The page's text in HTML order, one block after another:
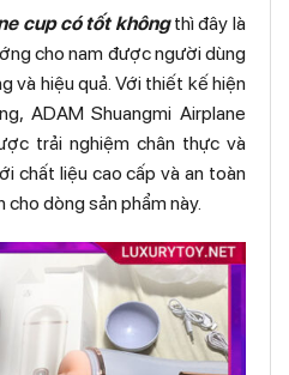
cup có tốt khôngthì đây là
cho nam được người dùng
và hiệu quả. Với thiết kế hiện
ADAM Shuangmi Airplane
trải nghiệm chân thực và
chất liệu cao cấp và an toàn
dòng sản phẩm này.